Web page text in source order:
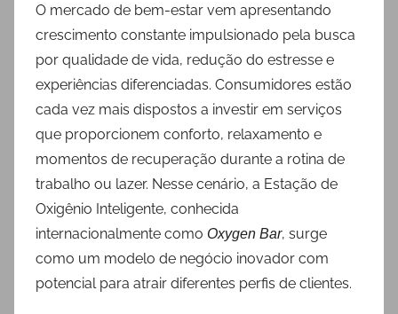
O mercado de bem-estar vem apresentando
crescimento constante impulsionado pela busca
por qualidade de vida, redução do estresse e
experiências diferenciadas. Consumidores estão
cada vez mais dispostos a investir em serviços
que proporcionem conforto, relaxamento e
momentos de recuperação durante a rotina de
trabalho ou lazer. Nesse cenário, a Estação de
Oxigênio Inteligente, conhecida
internacionalmente como Oxygen Bar, surge
como um modelo de negócio inovador com
potencial para atrair diferentes perfis de clientes.